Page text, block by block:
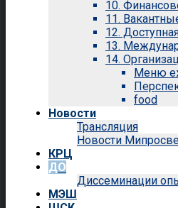
10.
11.
12.
13.
14.
Меню
food
Новости
Трансляция
Новости
КРЦ
ДО
Диссеминации
МЭШ